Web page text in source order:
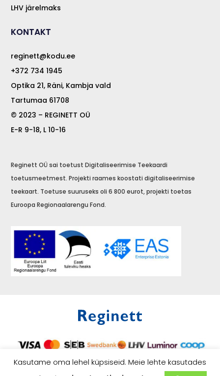
LHV järelmaks
KONTAKT
reginett@kodu.ee
+372 734 1945
Optika 21, Räni, Kambja vald
Tartumaa 61708
© 2023 – REGINETT OÜ
E-R 9-18, L 10-16
Reginett OÜ sai toetust Digitaliseerimise Teekaardi
toetusmeetmest. Projekti raames koostati digitaliseerimise
teekaart. Toetuse suuruseks oli 6 800 eurot, projekti toetas
Euroopa Regionaalarengu Fond.
E-poe tegemine – Veebihai.ee
Kasutame oma lehel küpsiseid. Meie lehte kasutades